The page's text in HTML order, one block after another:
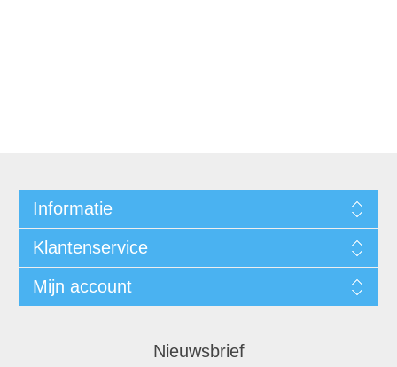
Informatie
Klantenservice
Mijn account
Nieuwsbrief